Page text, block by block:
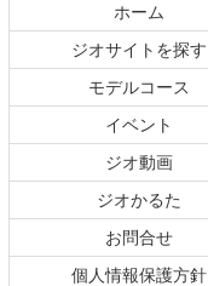
ン
文
へ
の
へ
ホーム
ジオサイトを探す
モデルコース
イベント
ジオ動画
ジオかるた
お問合せ
個人情報保護方針